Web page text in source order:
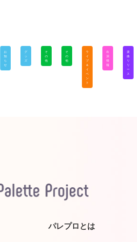
お
知
ら
せ
グ
ッ
ズ
そ
の
他
そ
の
他
ラ
イ
ブ
＆
イ
ベ
ン
ト
出
演
情
報
楽
曲
リ
リ
ー
ス
パレプロとは